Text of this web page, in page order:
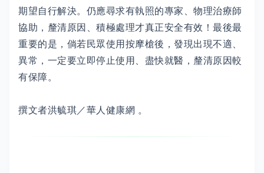
期望自行解決。仍應尋求有執照的專家、物理治療師
協助，釐清原因、積極處理才真正安全有效！最後最
重要的是，倘若民眾使用按摩槍後，發現出現不適、
異常，一定要立即停止使用、盡快就醫，釐清原因較
有保障。
撰文者洪毓琪／華人健康網 。